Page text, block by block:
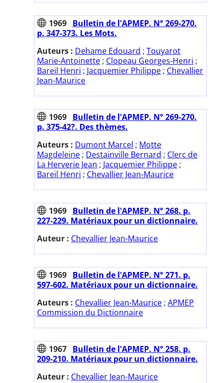
1969 Bulletin de l'APMEP. N° 269-270.
p. 347-373. Les Mots.
Auteurs : Dehame Edouard ; Touyarot
Marie-Antoinette ; Clopeau Georges-Henri ;
Bareil Henri ; Jacquemier Philippe ; Chevallier
Jean-Maurice
1969 Bulletin de l'APMEP. N° 269-270.
p. 375-42?. Des thèmes.
Auteurs : Dumont Marcel ; Motte
Magdeleine ; Destainville Bernard ; Clerc de
La Herverie Jean ; Jacquemier Philippe ;
Bareil Henri ; Chevallier Jean-Maurice
1969 Bulletin de l'APMEP. N° 268. p.
227-229. Matériaux pour un dictionnaire.
Auteur : Chevallier Jean-Maurice
1969 Bulletin de l'APMEP. N° 271. p.
597-602. Matériaux pour un dictionnaire.
Auteurs : Chevallier Jean-Maurice ; APMEP
Commission du Dictionnaire
1967 Bulletin de l'APMEP. N° 258. p.
209-210. Matériaux pour un dictionnaire.
Auteur : Chevallier Jean-Maurice